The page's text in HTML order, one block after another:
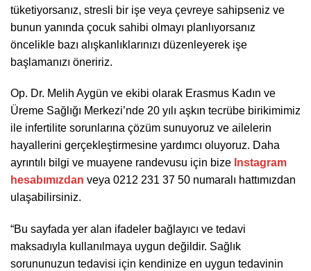
tüketiyorsanız, stresli bir işe veya çevreye sahipseniz ve
bunun yanında çocuk sahibi olmayı planlıyorsanız
öncelikle bazı alışkanlıklarınızı düzenleyerek işe
başlamanızı öneririz.
Op. Dr. Melih Aygün ve ekibi olarak Erasmus Kadın ve
Üreme Sağlığı Merkezi’nde 20 yılı aşkın tecrübe birikimimiz
ile infertilite sorunlarına çözüm sunuyoruz ve ailelerin
hayallerini gerçekleştirmesine yardımcı oluyoruz. Daha
ayrıntılı bilgi ve muayene randevusu için bize Instagram
hesabımızdan veya 0212 231 37 50 numaralı hattımızdan
ulaşabilirsiniz.
“Bu sayfada yer alan ifadeler bağlayıcı ve tedavi
maksadıyla kullanılmaya uygun değildir. Sağlık
sorununuzun tedavisi için kendinize en uygun tedavinin